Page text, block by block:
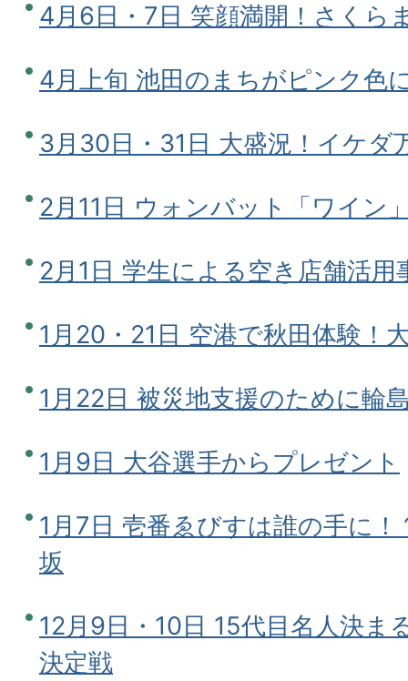
4月6日・7日 笑顔満開！さくら
4月上旬 池田のまちがピンク色
3月30日・31日 大盛況！イケダ
2月11日 ウォンバット「ワイン
2月1日 学生による空き店舗活用
1月20・21日 空港で秋田体験！
1月22日 被災地支援のために輪
1月9日 大谷選手からプレゼント
1月7日 壱番ゑびすは誰の手に
坂
12月9日・10日 15代目名人決ま
決定戦